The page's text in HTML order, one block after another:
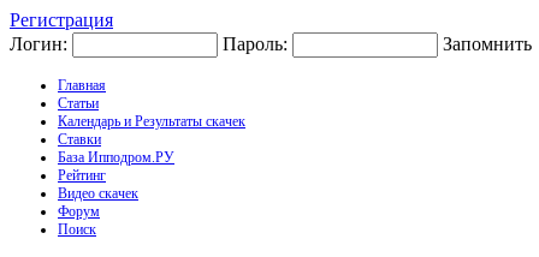
Регистрация
Логин:
Пароль: Запомнить
Главная
Статьи
Календарь и Результаты скачек
Ставки
База Ипподром.РУ
Рейтинг
Видео скачек
Форум
Поиск